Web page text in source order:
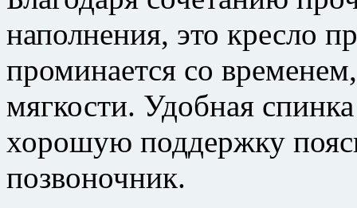
наполнения, это кресло
проминается со
мягкости. Удобная
хорошую поддержку
позвоночник.